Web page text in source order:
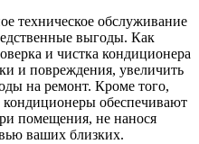
техническое обслуживание
выгоды. Как
и чистка кондиционера
и повреждения, увеличить
на ремонт. Кроме того,
обеспечивают
помещения, не нанося
ваших близких.